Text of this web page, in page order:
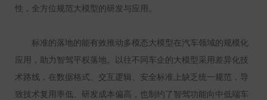
性，全方位规范大模型的研发与应用。
标准的落地的能有效推动多模态大模型在汽车领域的规模化
应用，助力智驾平权落地。以往不同车企的大模型采用差异化技
术路线，在数据格式、交互逻辑、安全标准上缺乏统一规范，导
致技术复用率低、研发成本偏高，也制约了智驾功能向中低端车